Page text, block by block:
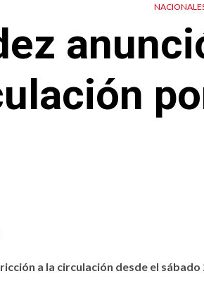
a la circulación desde el sábado